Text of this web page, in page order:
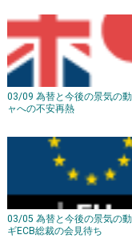
03/09 為替と今後の景気の
ャへの不安再熱
03/05 為替と今後の景気の
ギECB総裁の会見待ち